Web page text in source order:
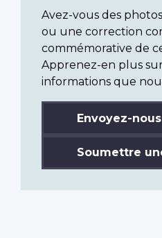
Avez-vous des
ou une correction
commémorative de
Apprenez-en plus
informations que
Envoyez-
Soumettre